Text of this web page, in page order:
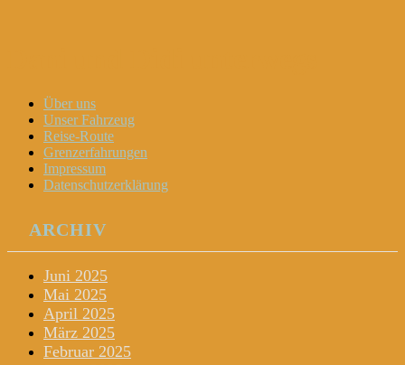
Menu
Widgets
Search
Skip
content
Über uns
Unser Fahrzeug
Reise-Route
Grenzerfahrungen
Impressum
Datenschutzerklärung
ARCHIV
Juni 2025
Mai 2025
April 2025
März 2025
Februar 2025